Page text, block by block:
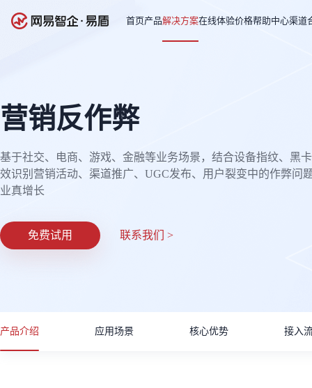
首页产品解决方案在线体验价格帮助中心渠道
营销反作弊
基于社交、电商、游戏、金融等业务场景，结合设备指纹、黑
效识别营销活动、渠道推广、UGC发布、用户裂变中的作弊问
业真增长
免费试用 联系我们 >
产品介绍 应用场景 核心优势 接入